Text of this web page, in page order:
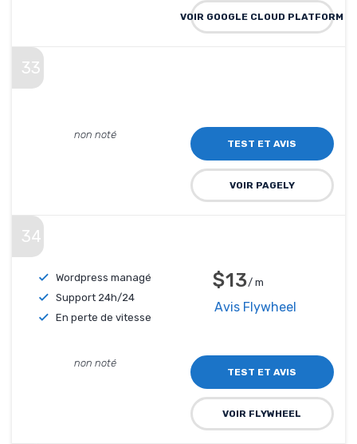
VOIR GOOGLE CLOUD PLATFORM
33
non noté
TEST ET AVIS
VOIR PAGELY
34
Wordpress managé
Support 24h/24
En perte de vitesse
$13/ m
Avis Flywheel
non noté
TEST ET AVIS
VOIR FLYWHEEL